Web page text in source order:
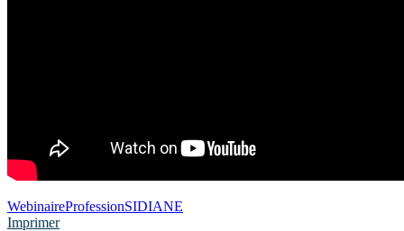
WebinaireProfessionSIDIANE
Imprimer